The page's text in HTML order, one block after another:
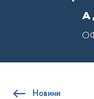
Новини